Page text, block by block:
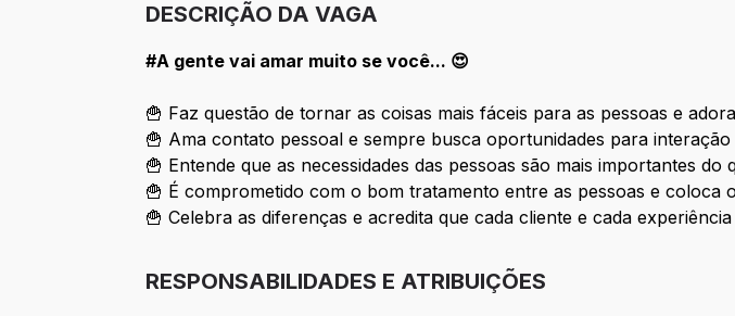
DESCRIÇÃO DA VAGA
#A gente vai amar muito se você... 😍
🍟 Faz questão de tornar as coisas mais fáceis para as pessoas e
🍟 Ama contato pessoal e sempre busca oportunidades para
🍟 Entende que as necessidades das pessoas são mais importantes do
🍟 É comprometido com o bom tratamento entre as pessoas e coloca
🍟 Celebra as diferenças e acredita que cada cliente e cada
RESPONSABILIDADES E ATRIBUIÇÕES